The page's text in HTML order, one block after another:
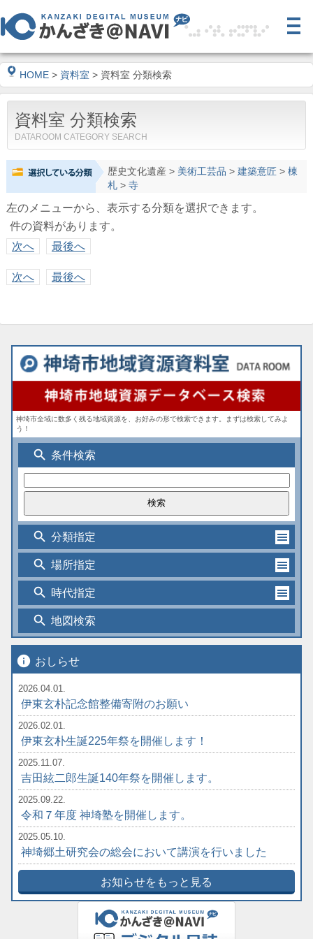
HOME > 資料室 > 資料室 分類検索
資料室 分類検索
DATAROOM CATEGORY SEARCH
歴史文化遺産> 美術工芸品 > 建築意匠 > 棟
札> 寺
左のメニューから、表示する分類を選択できます。
件の資料があります。
次へ
最後へ
次へ 最後へ
神埼市全域に数多く残る地域資源を、お好みの形で検索できます。まずは検索してみよ
う！
search 条件検索
search 分類指定
search 場所指定
search 時代指定
search 地図検索
info おしらせ
2026.04.01.
伊東玄朴記念館整備寄附のお願い
2026.02.01.
伊東玄朴生誕225年祭を開催します！
2025.11.07.
吉田絃二郎生誕140年祭を開催します。
2025.09.22.
令和７年度 神埼塾を開催します。
2025.05.10.
神埼郷土研究会の総会において講演を行いました
お知らせをもっと見る